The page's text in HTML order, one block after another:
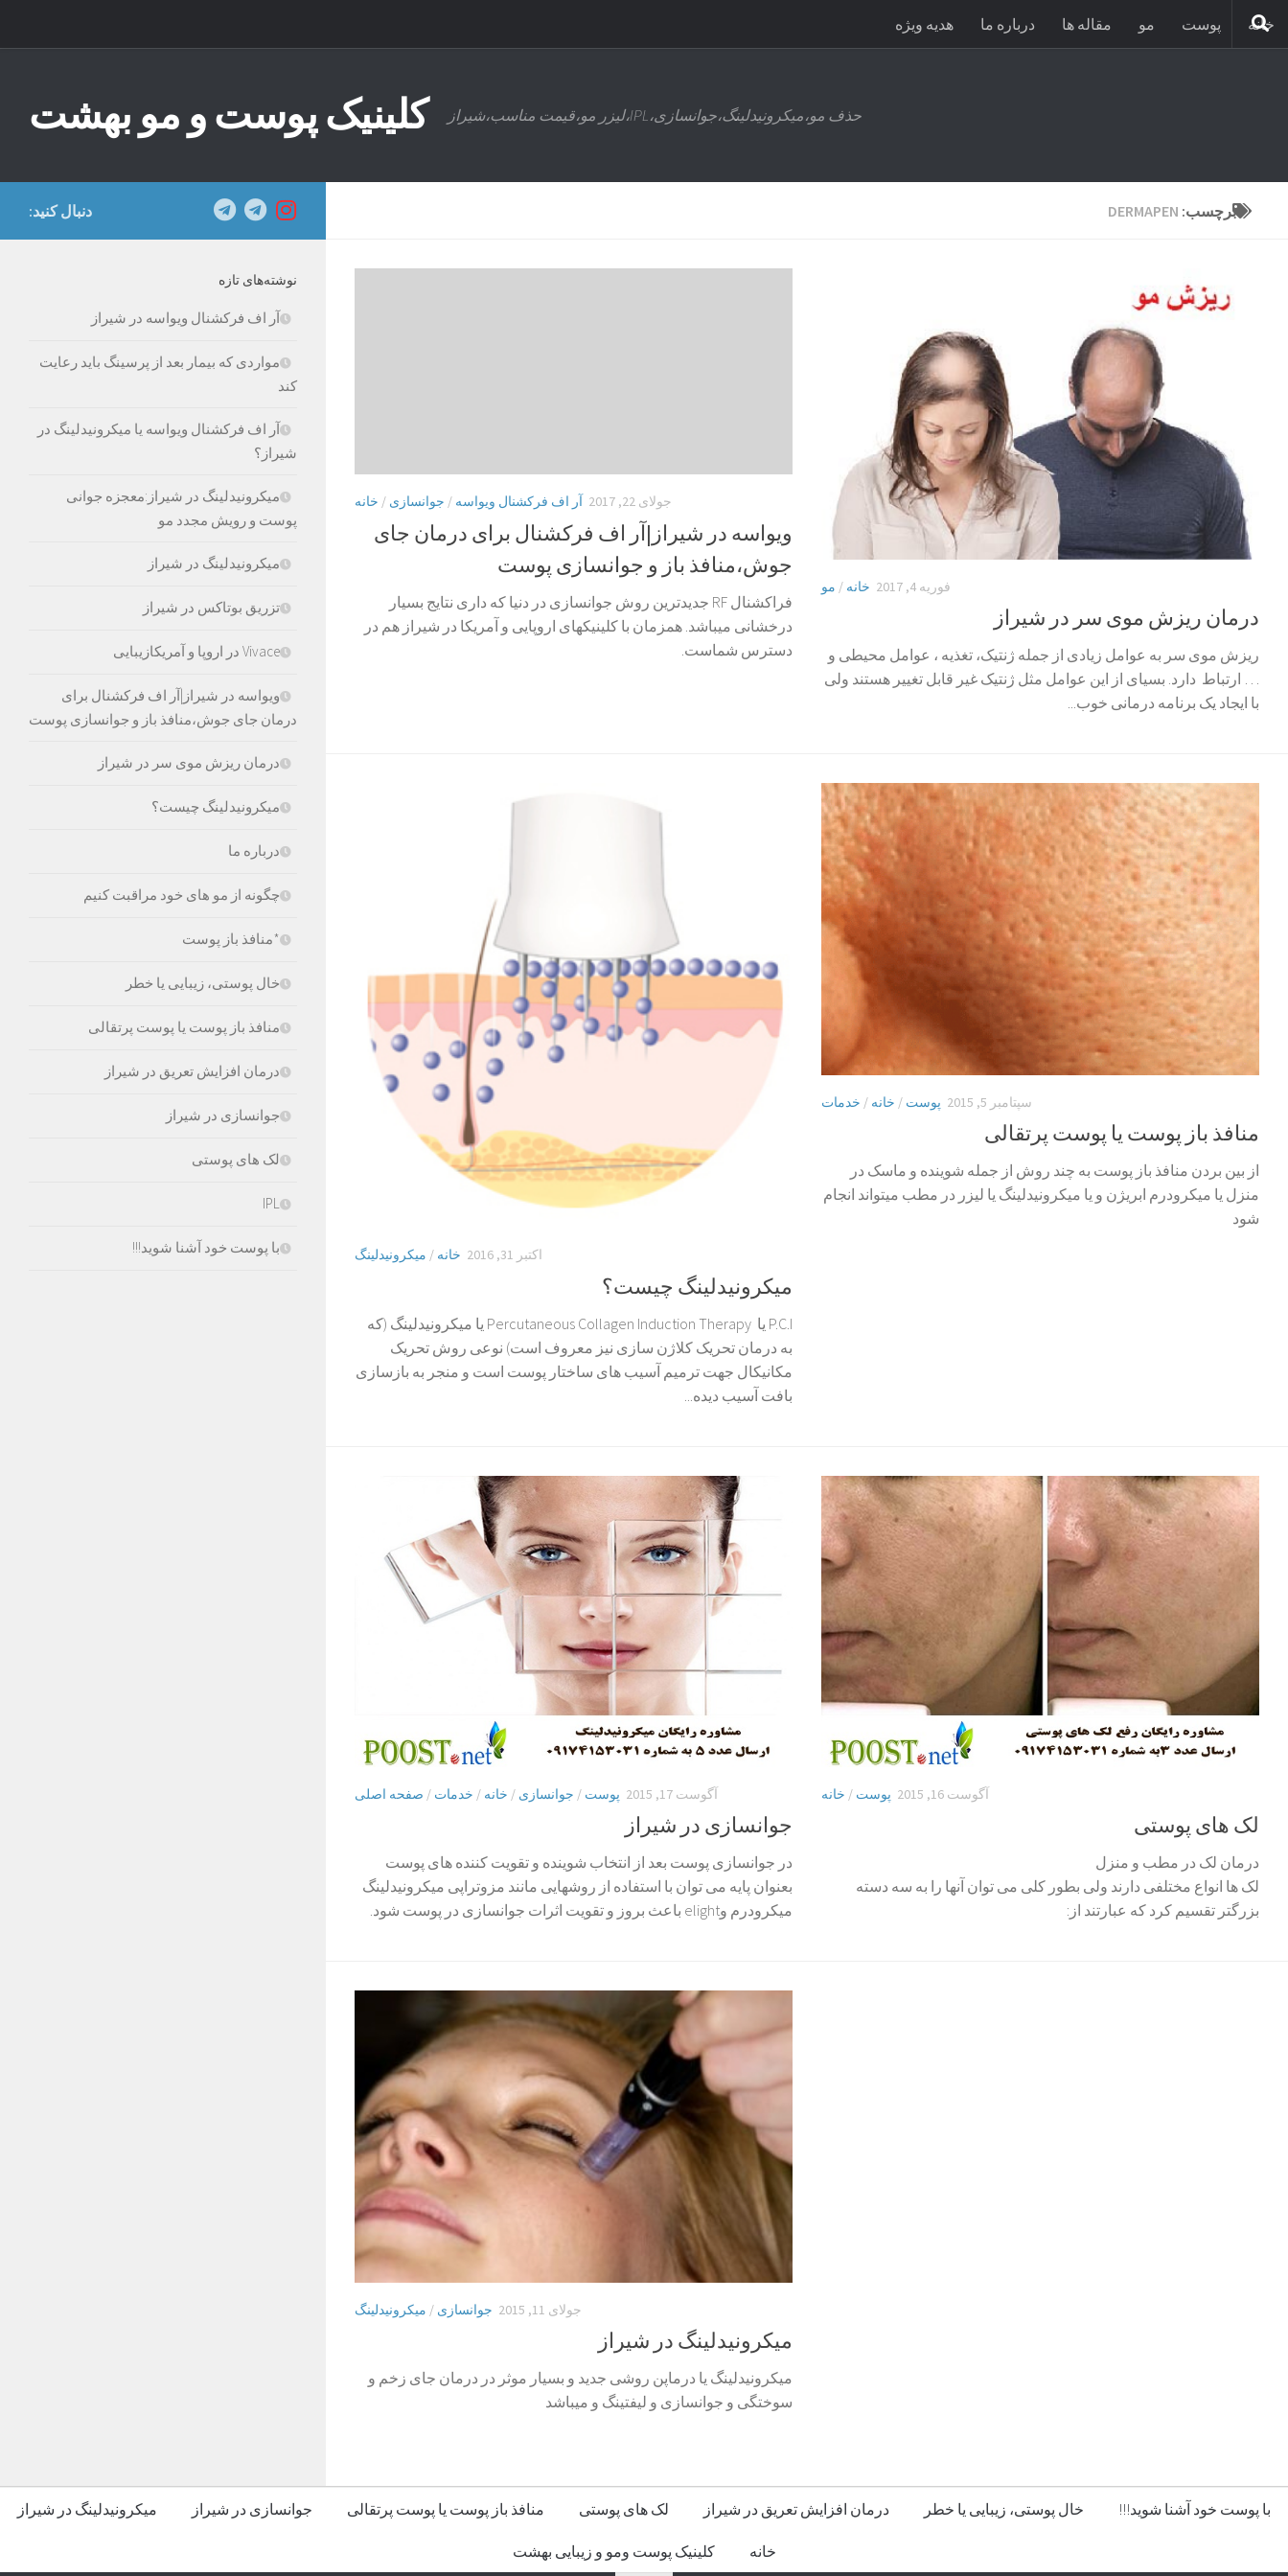
خانه پوست مو مقاله ها درباره ما هدیه ویژه
کلینیک پوست و مو بهشت حذف مو،میکرونیدلینگ،جوانسازی،IPL،لیزر مو،قیمت مناسب،شیراز
برچسب: DERMAPEN
آر اف فرکشنال ویواسه / جوانسازی / خانه جولای 22, 2017
ویواسه در شیراز|آر اف فرکشنال برای درمان جای
جوش،منافذ باز و جوانسازی پوست
فراکشنال RF جدیدترین روش جوانسازی در دنیا که داری نتایج بسیار
درخشانی میباشد. همزمان با کلینیکهای اروپایی و آمریکا در شیراز هم در
دسترس شماست.
خانه / مو فوریه 4, 2017
درمان ریزش موی سر در شیراز
ریزش موی سر به عوامل زیادی از جمله ژنتیک، تغذیه ، عوامل محیطی و
… ارتباط دارد. بسیای از این عوامل مثل ژنتیک غیر قابل تغییر هستند ولی
با ایجاد یک برنامه درمانی خوب...
خانه / میکرونیدلینگ اکتبر 31, 2016
میکرونیدلینگ چیست؟
P.C.I یا Percutaneous Collagen Induction Therapy یا میکرونیدلینگ (که
به درمان تحریک کلاژن سازی نیز معروف است) نوعی روش تحریک
مکانیکال جهت ترمیم آسیب های ساختار پوست است و منجر به بازسازی
بافت آسیب دیده...
پوست / خانه / خدمات سپتامبر 5, 2015
منافذ باز پوست یا پوست پرتقالی
از بین بردن منافذ باز پوست به چند روش از جمله شوینده و ماسک در
منزل یا میکرودرم ابریژن و یا میکرونیدلینگ یا لیزر در مطب میتواند انجام
شود
پوست / جوانسازی / خانه / خدمات / صفحه اصلی آگوست 17, 2015
جوانسازی در شیراز
در جوانسازی پوست بعد از انتخاب شوینده و تقویت کننده های پوست
بعنوان پایه می توان با استفاده از روشهایی مانند مزوتراپی میکرونیدلینگ
میکرودرم وelight باعث بروز و تقویت اثرات جوانسازی در پوست شود.
پوست / خانه آگوست 16, 2015
لک های پوستی
درمان لک در مطب و منزل
لک ها انواع مختلفی دارند ولی بطور کلی می توان آنها را به سه دسته
بزرگتر تقسیم کرد که عبارتند از:
جوانسازی / میکرونیدلینگ جولای 11, 2015
میکرونیدلینگ در شیراز
میکرونیدلینگ یا درماپن روشی جدید و بسیار موثر در درمان جای زخم و
سوختگی و جوانسازی و لیفتینگ و میباشد
دنبال کنید:
نوشته‌های تازه
آر اف فرکشنال ویواسه در شیراز
مواردی که بیمار بعد از پرسینگ باید رعایت
کند
آر اف فرکشنال ویواسه یا میکرونیدلینگ در
شیراز؟
میکرونیدلینگ در شیراز:معجزه جوانی
پوست و رویش مجدد مو
میکرونیدلینگ در شیراز
تزریق بوتاکس در شیراز
Vivace در اروپا و آمریکازیبایی
ویواسه در شیراز|آر اف فرکشنال برای
درمان جای جوش،منافذ باز و جوانسازی پوست
درمان ریزش موی سر در شیراز
میکرونیدلینگ چیست؟
درباره ما
چگونه از مو های خود مراقبت کنیم
*منافذ باز پوست
خال پوستی، زیبایی یا خطر
منافذ باز پوست یا پوست پرتقالی
درمان افزایش تعریق در شیراز
جوانسازی در شیراز
لک های پوستی
IPL
با پوست خود آشنا شوید!!!
با پوست خود آشنا شوید!!! خال پوستی، زیبایی یا خطر درمان افزایش تعریق در شیراز لک های پوستی منافذ باز پوست یا پوست پرتقالی جوانسازی در شیراز میکرونیدلینگ در شیراز
خانه کلینیک پوست ومو و زیبایی بهشت